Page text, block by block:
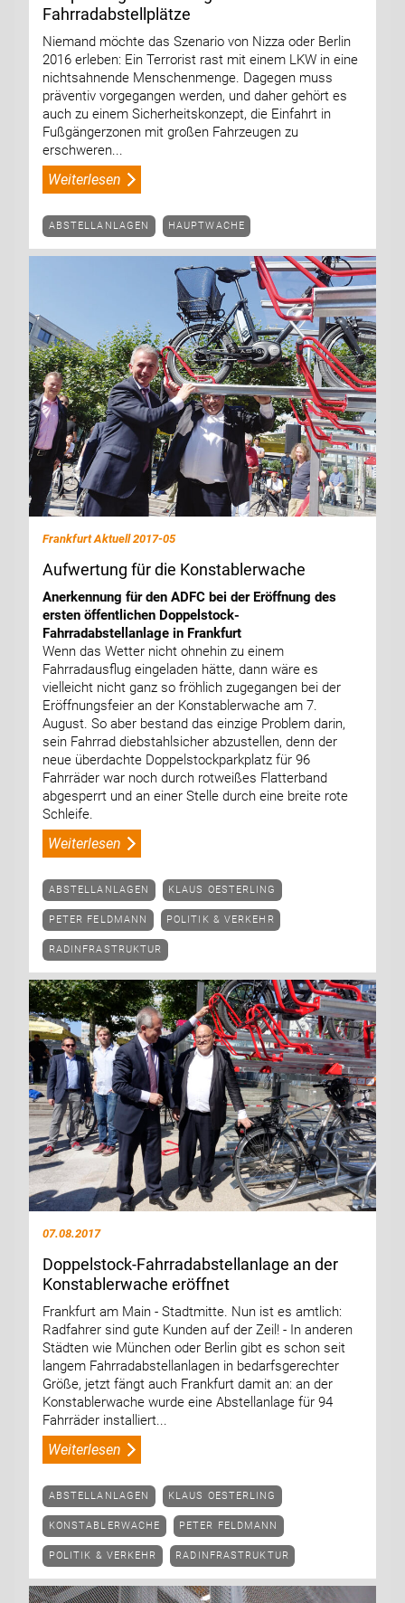
Fahrradabstellplätze
Niemand möchte das Szenario von Nizza oder Berlin
2016 erleben: Ein Terrorist rast mit einem LKW in eine
nichtsahnende Menschenmenge. Dagegen muss
präventiv vorgegangen werden, und daher gehört es
auch zu einem Sicherheitskonzept, die Einfahrt in
Fußgängerzonen mit großen Fahrzeugen zu
erschweren...
Weiterlesen
ABSTELLANLAGEN HAUPTWACHE
Frankfurt Aktuell 2017-05
Aufwertung für die Konstablerwache
Anerkennung für den ADFC bei der Eröffnung des
ersten öffentlichen Doppelstock-
Fahrradabstellanlage in Frankfurt
Wenn das Wetter nicht ohnehin zu einem
Fahrradausflug eingeladen hätte, dann wäre es
vielleicht nicht ganz so fröhlich zugegangen bei der
Eröffnungsfeier an der Konstablerwache am 7.
August. So aber bestand das einzige Problem darin,
sein Fahrrad diebstahlsicher abzustellen, denn der
neue überdachte Doppelstockparkplatz für 96
Fahrräder war noch durch rotweißes Flatterband
abgesperrt und an einer Stelle durch eine breite rote
Schleife.
Weiterlesen
ABSTELLANLAGEN KLAUS OESTERLING
PETER FELDMANN POLITIK & VERKEHR
RADINFRASTRUKTUR
07.08.2017
Doppelstock-Fahrradabstellanlage an der
Konstablerwache eröffnet
Frankfurt am Main - Stadtmitte. Nun ist es amtlich:
Radfahrer sind gute Kunden auf der Zeil! - In anderen
Städten wie München oder Berlin gibt es schon seit
langem Fahrradabstellanlagen in bedarfsgerechter
Größe, jetzt fängt auch Frankfurt damit an: an der
Konstablerwache wurde eine Abstellanlage für 94
Fahrräder installiert...
Weiterlesen
ABSTELLANLAGEN KLAUS OESTERLING
KONSTABLERWACHE PETER FELDMANN
POLITIK & VERKEHR RADINFRASTRUKTUR